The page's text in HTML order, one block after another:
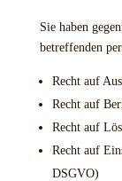
Sie haben
betreffenden
Recht auf
Recht auf
Recht auf
Recht auf
DSGVO)